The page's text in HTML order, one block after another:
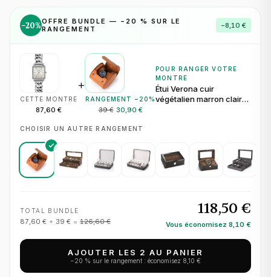
−20%OFFRE BUNDLE — − 20 % SUR LE
RANGEMENT
−8,10 €
CETTE MONTRE
87,60 €
+
RANGEMENT − 20 %
39 € 30,90 €
POUR RANGER VOTRE
MONTRE
Étui Verona cuir
végétalien marron clair
CHOISIR UN AUTRE RANGEMENT
TOTAL BUNDLE
87,60 € + 39 € = 126,60 €
118,50 €
Vous économisez 8,10 €
AJOUTER LES 2 AU PANIER
−20 % sur le rangement : économisez 8,10 €